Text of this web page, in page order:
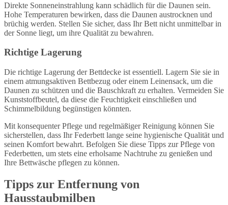
Direkte Sonneneinstrahlung kann schädlich für die Daunen sein.
Hohe Temperaturen bewirken, dass die Daunen austrocknen und
brüchig werden. Stellen Sie sicher, dass Ihr Bett nicht unmittelbar in
der Sonne liegt, um ihre Qualität zu bewahren.
Richtige Lagerung
Die richtige Lagerung der Bettdecke ist essentiell. Lagern Sie sie in
einem atmungsaktiven Bettbezug oder einem Leinensack, um die
Daunen zu schützen und die Bauschkraft zu erhalten. Vermeiden Sie
Kunststoffbeutel, da diese die Feuchtigkeit einschließen und
Schimmelbildung begünstigen könnten.
Mit konsequenter Pflege und regelmäßiger Reinigung können Sie
sicherstellen, dass Ihr Federbett lange seine hygienische Qualität und
seinen Komfort bewahrt. Befolgen Sie diese Tipps zur Pflege von
Federbetten, um stets eine erholsame Nachtruhe zu genießen und
Ihre Bettwäsche pflegen zu können.
Tipps zur Entfernung von
Hausstaubmilben